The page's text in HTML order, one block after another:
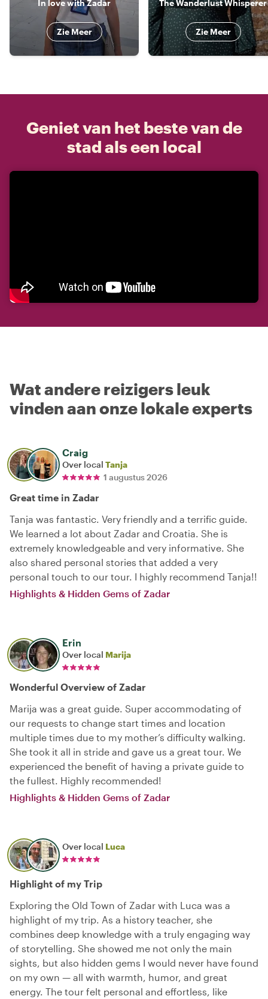
In love with Zadar
Zie Meer
The Wanderlust Whisperer
Zie Meer
Geniet van het beste van de
stad als een local
Wat andere reizigers leuk
vinden aan onze lokale experts
Craig
Over local Tanja
1 augustus 2026
Great time in Zadar
Tanja was fantastic. Very friendly and a terrific guide.
We learned a lot about Zadar and Croatia. She is
extremely knowledgeable and very informative. She
also shared personal stories that added a very
personal touch to our tour. I highly recommend Tanja!!
Highlights & Hidden Gems of Zadar
Erin
Over local Marija
Wonderful Overview of Zadar
Marija was a great guide. Super accommodating of
our requests to change start times and location
multiple times due to my mother’s difficulty walking.
She took it all in stride and gave us a great tour. We
experienced the benefit of having a private guide to
the fullest. Highly recommended!
Highlights & Hidden Gems of Zadar
Over local Luca
Highlight of my Trip
Exploring the Old Town of Zadar with Luca was a
highlight of my trip. As a history teacher, she
combines deep knowledge with a truly engaging way
of storytelling. She showed me not only the main
sights, but also hidden gems I would never have found
on my own — all with warmth, humor, and great
energy. The tour felt personal and effortless, like